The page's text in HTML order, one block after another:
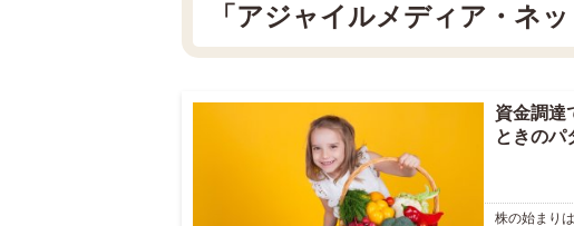
「アジャイルメディア・ネ
資金調達
ときのパ
株の始まり